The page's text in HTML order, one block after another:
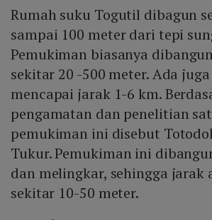
Rumah suku Togutil dibagun
sampai 100 meter dari tepi
Pemukiman biasanya
sekitar 20 -500 meter. Ada
mencapai jarak 1-6 km.
pengamatan dan penelitian
pemukiman ini disebut
Tukur. Pemukiman ini
dan melingkar, sehingga jarak
sekitar 10-50 meter.